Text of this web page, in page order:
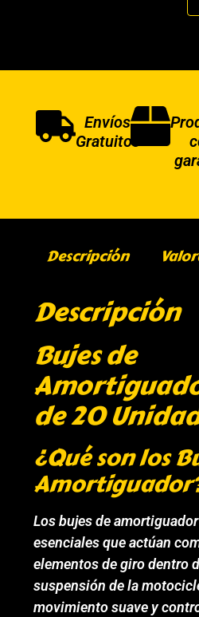
Envíos
Gratuitos
Descripción
Descripción
Bujes de
de 20
¿Qué son los
Los bujes de
esenciales que actúan
elementos de giro dentro
suspensión de la
movimiento suave y